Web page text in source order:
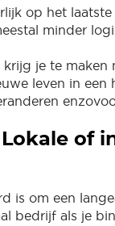
op het
minder
je te
leven in een
of
is om een
bedrijf als je